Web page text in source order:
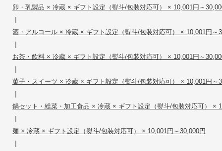
卵・乳製品 × 冷蔵 × ギフト設定（熨斗/包装対応可） × 10,001円～
|
酒・アルコール × 冷蔵 × ギフト設定（熨斗/包装対応可） × 10,001円～
|
お茶・飲料 × 冷蔵 × ギフト設定（熨斗/包装対応可） × 10,001円～
|
菓子・スイーツ × 冷蔵 × ギフト設定（熨斗/包装対応可） × 10,001円～
|
鍋セット・総菜・加工食品 × 冷蔵 × ギフト設定（熨斗/包装対応可） ×
|
麺 × 冷蔵 × ギフト設定（熨斗/包装対応可） × 10,001円～30,000円
|